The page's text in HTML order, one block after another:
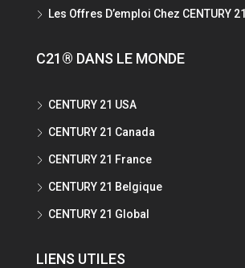
Les Offres D’emploi Chez CENTURY 21
C21® DANS LE MONDE
CENTURY 21 USA
CENTURY 21 Canada
CENTURY 21 France
CENTURY 21 Belgique
CENTURY 21 Global
LIENS UTILES